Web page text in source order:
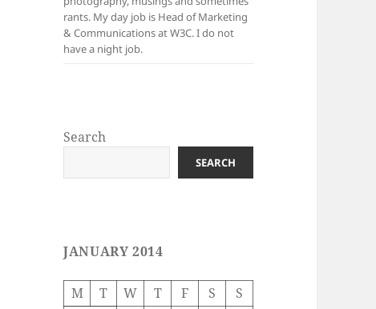
rants. My day job is Head of Marketing
& Communications at W3C. I do not
have a night job.
Search
SEARCH
JANUARY 2014
M T W T F S
S